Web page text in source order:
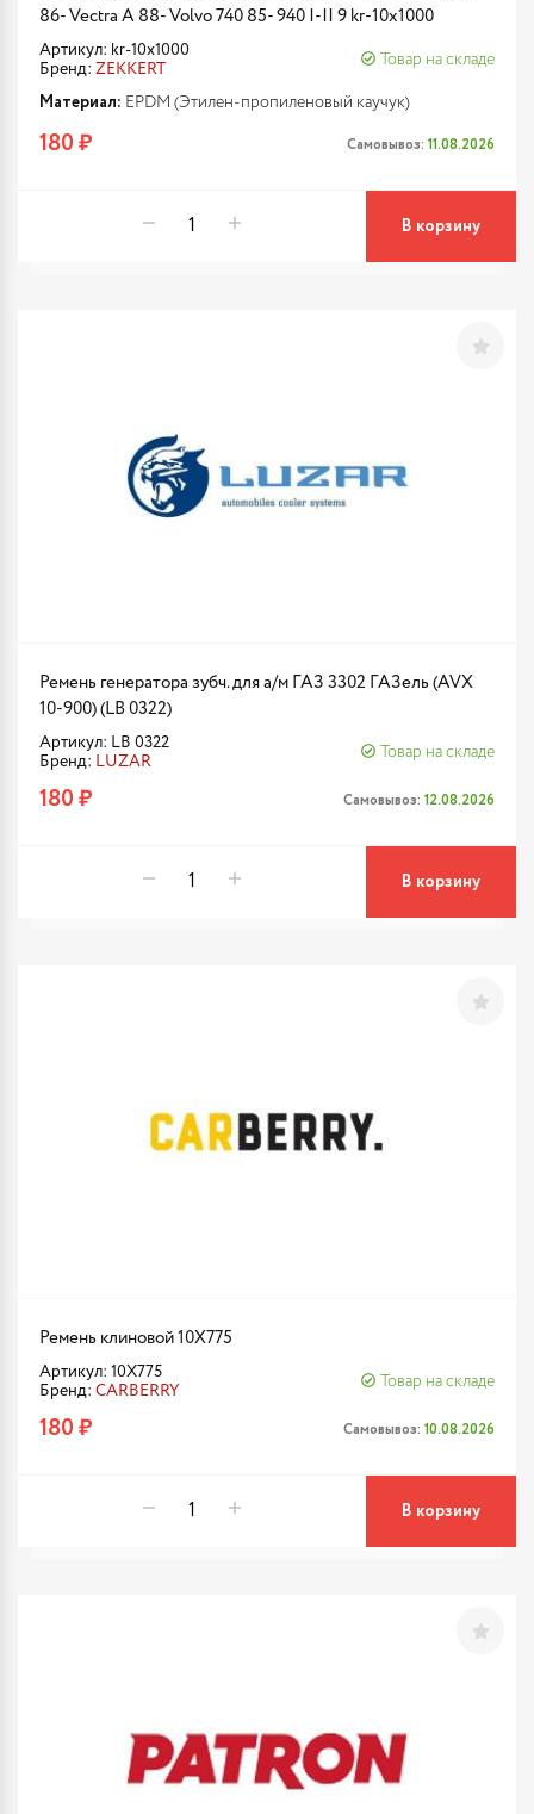
86- Vectra A 88- Volvo 740 85- 940 I-II 9 kr-10x1000
Артикул: kr-10x1000
Бренд: ZEKKERT
Товар на складе
Материал: EPDM (Этилен-пропиленовый каучук)
180 ₽ Самовывоз: 11.08.2026
В корзину
Ремень генератора зубч. для а/м ГАЗ 3302 ГАЗель (AVX
10-900) (LB 0322)
Артикул: LB 0322
Бренд: LUZAR
Товар на складе
180 ₽ Самовывоз: 12.08.2026
В корзину
Ремень клиновой 10X775
Артикул: 10X775
Бренд: CARBERRY
Товар на складе
180 ₽ Самовывоз: 10.08.2026
В корзину